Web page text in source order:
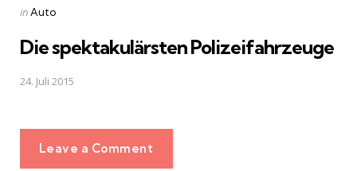
Posted
inAuto
Die spektakulärsten Polizeifahrzeuge
24. Juli 2015
Leave a Comment